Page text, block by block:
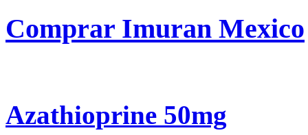
Comprar Imuran Mexico
Azathioprine 50mg